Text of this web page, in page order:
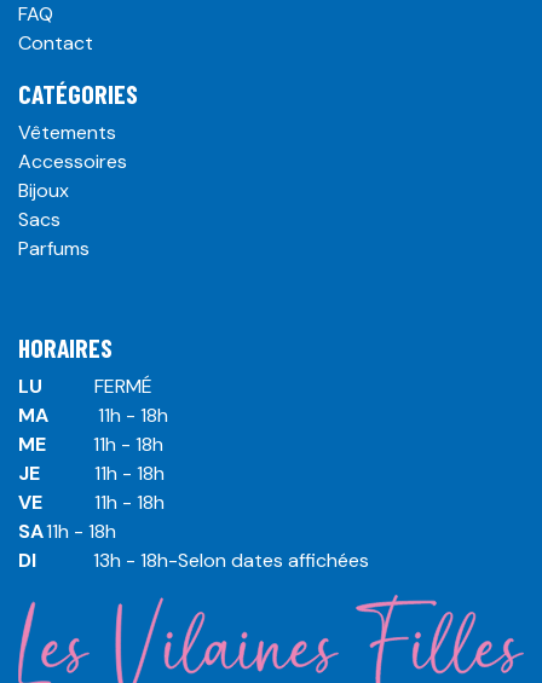
FAQ
Contact
CATÉGORIES
Vêtements
Accessoires
Bijoux
Sacs
Parfums
HORAIRES
LU
​ ​FERMÉ
MA
​11h - 18h
ME
​11h - 18h
JE
​​11h - 18h
VE
​​​11h - 18h
SA​​​11h - 18h
DI
​​​ 13h - 18h-Selon dates affichées